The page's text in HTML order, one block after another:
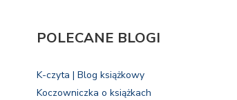
POLECANE BLOGI
K-czyta | Blog książkowy
Koczowniczka o książkach